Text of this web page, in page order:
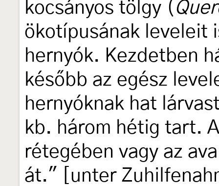
kocsányos tölgy (
ökotípusának leveleit
hernyók. Kezdetben
később az egész
hernyóknak hat
kb. három hétig tart.
rétegében vagy az
át." [unter